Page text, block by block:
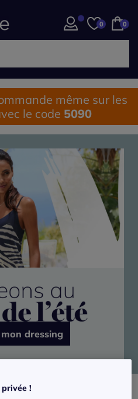
0 0
même sur les
le code 5090
mon dressing
!